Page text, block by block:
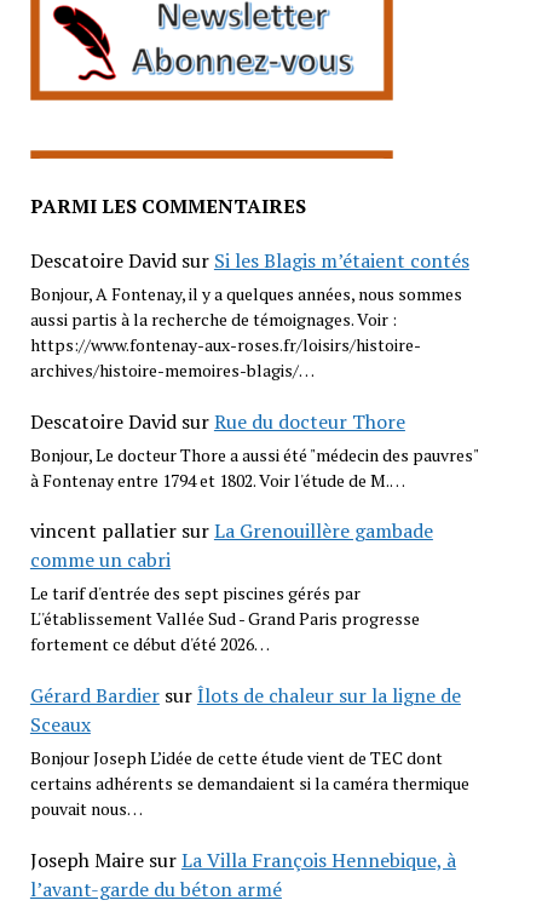
PARMI LES COMMENTAIRES
Descatoire Davidsur Si les Blagis m’étaient contés
Bonjour, A Fontenay, il y a quelques années, nous sommes
aussi partis à la recherche de témoignages. Voir :
https://www.fontenay-aux-roses.fr/loisirs/histoire-
archives/histoire-memoires-blagis/…
Descatoire DavidsurRue du docteur Thore
Bonjour, Le docteur Thore a aussi été "médecin des pauvres"
à Fontenay entre 1794 et 1802. Voir l'étude de M.…
vincent pallatiersurLa Grenouillère gambade
comme un cabri
Le tarif d'entrée des sept piscines gérés par
L''établissement Vallée Sud - Grand Paris progresse
fortement ce début d'été 2026…
Gérard BardiersurÎlots de chaleur sur la ligne de
Sceaux
Bonjour Joseph L’idée de cette étude vient de TEC dont
certains adhérents se demandaient si la caméra thermique
pouvait nous…
Joseph MairesurLa Villa François Hennebique, à
l’avant-garde du béton armé